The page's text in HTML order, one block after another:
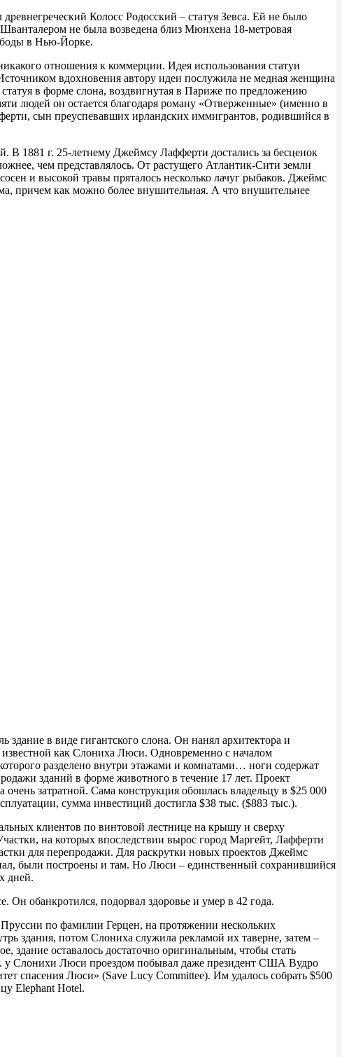
Колосс Родосский – статуя Зевса. Ей не было
не была возведена близ Мюнхена 18-метровая
в Нью-Йорке.
отношения к коммерции. Идея использования статуи
вдохновения автору идеи послужила не медная женщина
в форме слона, воздвигнутая в Париже по предложению
людей он остается благодаря роману «Отверженные» (именно в
сын преуспевавших ирландских иммигрантов, родившийся в
В 1881 г. 25-летнему Джеймсу Лафферти достались за бесценок
чем представлялось. От растущего Атлантик-Сити земли
и высокой травы пряталось несколько лачуг рыбаков. Джеймс
причем как можно более внушительная. А что внушительнее
в виде гигантского слона. Он нанял архитектора и
как Слониха Люси. Одновременно с началом
разделено внутри этажами и комнатами… ноги содержат
зданий в форме животного в течение 17 лет. Проект
затратной. Сама конструкция обошлась владельцу в $25 000
сумма инвестиций достигла $38 тыс. ($883 тыс.).
клиентов по винтовой лестнице на крышу и сверху
на которых впоследствии вырос город Маргейт, Лафферти
для перепродажи. Для раскрутки новых проектов Джеймс
были построены и там. Но Люси – единственный сохранившийся
дней.
Он обанкротился, подорвал здоровье и умер в 42 года.
по фамилии Герцен, на протяжении нескольких
здания, потом Слониха служила рекламой их таверне, затем –
здание оставалось достаточно оригинальным, чтобы стать
у Слонихи Люси проездом побывал даже президент США Вудро
спасения Люси» (Save Lucy Committee). Им удалось собрать $500
Elephant Hotel.